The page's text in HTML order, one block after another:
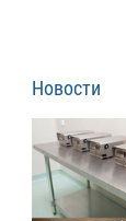
Новости
Image